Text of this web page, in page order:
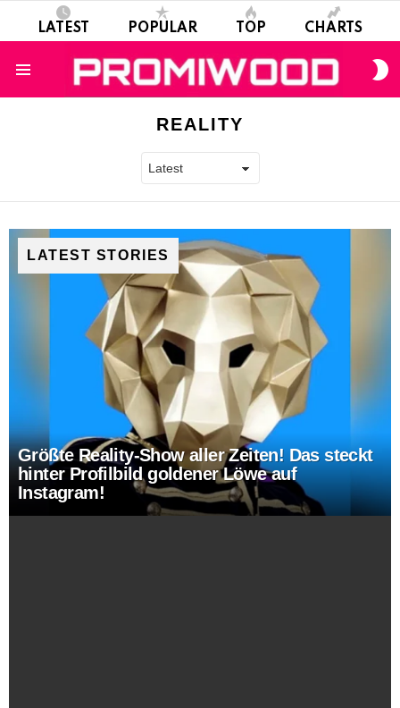
LATEST POPULAR TOP CHARTS
REALITY
LATEST STORIES
Größte Reality-Show aller Zeiten! Das steckt
hinter Profilbild goldener Löwe auf
Instagram!